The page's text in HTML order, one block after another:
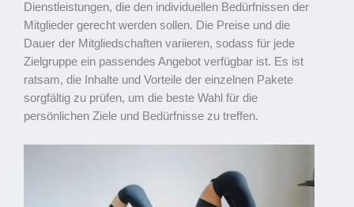
Dienstleistungen, die den individuellen Bedürfnissen der
Mitglieder gerecht werden sollen. Die Preise und die
Dauer der Mitgliedschaften variieren, sodass für jede
Zielgruppe ein passendes Angebot verfügbar ist. Es ist
ratsam, die Inhalte und Vorteile der einzelnen Pakete
sorgfältig zu prüfen, um die beste Wahl für die
persönlichen Ziele und Bedürfnisse zu treffen.